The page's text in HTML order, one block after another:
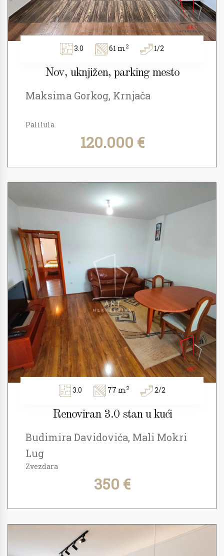
3.0 61 m2 1/2
Nov, uknjižen, parking mesto
Maksima Gorkog, Krnjača
Palilula
120.000 €
3.0 77 m2 2/2
Renoviran 3.0 stan u kući
Budimira Davidovića, Mali Mokri
Lug
Zvezdara
350 €